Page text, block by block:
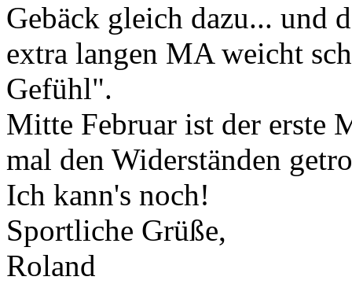
Gebäck gleich dazu... und
extra langen MA weicht
Gefühl".
Mitte Februar ist der erste
mal den Widerständen
Ich kann's noch!
Sportliche Grüße,
Roland